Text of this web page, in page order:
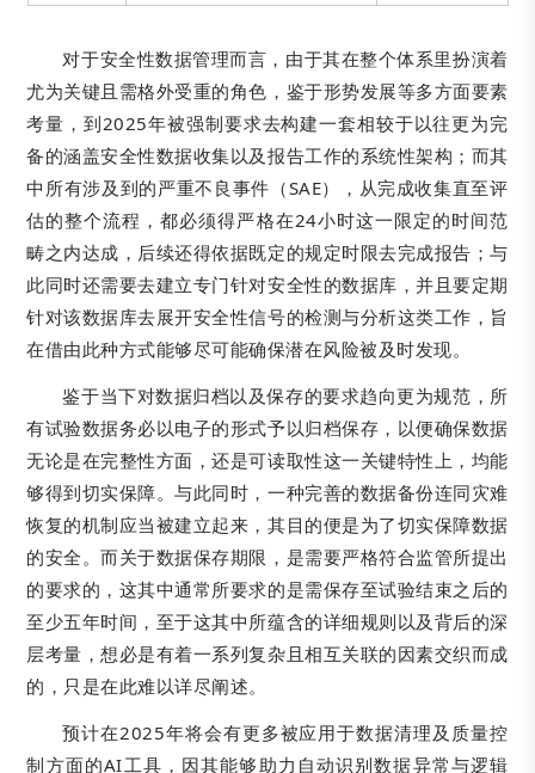
对于安全性数据管理而言，由于其在整个体系里扮演着
尤为关键且需格外受重的角色，鉴于形势发展等多方面要素
考量，到2025年被强制要求去构建一套相较于以往更为完
备的涵盖安全性数据收集以及报告工作的系统性架构；而其
中所有涉及到的严重不良事件（SAE），从完成收集直至评
估的整个流程，都必须得严格在24小时这一限定的时间范
畴之内达成，后续还得依据既定的规定时限去完成报告；与
此同时还需要去建立专门针对安全性的数据库，并且要定期
针对该数据库去展开安全性信号的检测与分析这类工作，旨
在借由此种方式能够尽可能确保潜在风险被及时发现。
鉴于当下对数据归档以及保存的要求趋向更为规范，所
有试验数据务必以电子的形式予以归档保存，以便确保数据
无论是在完整性方面，还是可读取性这一关键特性上，均能
够得到切实保障。与此同时，一种完善的数据备份连同灾难
恢复的机制应当被建立起来，其目的便是为了切实保障数据
的安全。而关于数据保存期限，是需要严格符合监管所提出
的要求的，这其中通常所要求的是需保存至试验结束之后的
至少五年时间，至于这其中所蕴含的详细规则以及背后的深
层考量，想必是有着一系列复杂且相互关联的因素交织而成
的，只是在此难以详尽阐述。
预计在2025年将会有更多被应用于数据清理及质量控
制方面的AI工具，因其能够助力自动识别数据异常与逻辑